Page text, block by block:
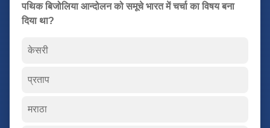
पथिक बिजोलिया आन्दोलन को समूचे भारत में चर्चा का विषय बना
दिया था?
केसरी
प्रताप
मराठा